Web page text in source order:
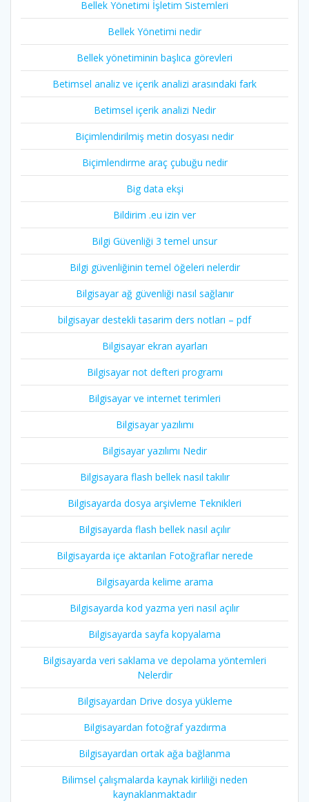
Bellek Yönetimi İşletim Sistemleri
Bellek Yönetimi nedir
Bellek yönetiminin başlıca görevleri
Betimsel analiz ve içerik analizi arasındaki fark
Betimsel içerik analizi Nedir
Biçimlendirilmiş metin dosyası nedir
Biçimlendirme araç çubuğu nedir
Big data ekşi
Bildirim .eu izin ver
Bilgi Güvenliği 3 temel unsur
Bilgi güvenliğinin temel öğeleri nelerdir
Bilgisayar ağ güvenliği nasıl sağlanır
bilgisayar destekli tasarim ders notları – pdf
Bilgisayar ekran ayarları
Bilgisayar not defteri programı
Bilgisayar ve internet terimleri
Bilgisayar yazılımı
Bilgisayar yazılımı Nedir
Bilgisayara flash bellek nasıl takılır
Bilgisayarda dosya arşivleme Teknikleri
Bilgisayarda flash bellek nasıl açılır
Bilgisayarda içe aktarılan Fotoğraflar nerede
Bilgisayarda kelime arama
Bilgisayarda kod yazma yeri nasıl açılır
Bilgisayarda sayfa kopyalama
Bilgisayarda veri saklama ve depolama yöntemleri
Nelerdir
Bilgisayardan Drive dosya yükleme
Bilgisayardan fotoğraf yazdırma
Bilgisayardan ortak ağa bağlanma
Bilimsel çalışmalarda kaynak kirliliği neden
kaynaklanmaktadır